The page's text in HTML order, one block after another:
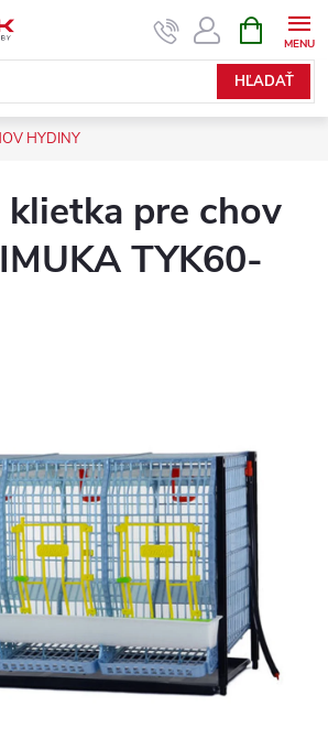
HĽADAŤ
KOŠÍK
HYDINY
klietka pre chov
TYK60-